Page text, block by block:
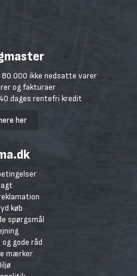
80.000 ikke nedsatte varer
og fakturaer
dages rentefri kredit
her
køb
spørgsmål
gode råd
mærker